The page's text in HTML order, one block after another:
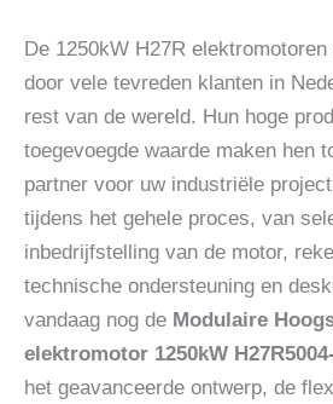
De 1250kW H27R
door vele tevreden klanten in
rest van de wereld. Hun hoge
toegevoegde waarde maken hen
partner voor uw industriële
tijdens het gehele proces, van
inbedrijfstelling van de motor,
technische ondersteuning en
vandaag nog de Modulaire
elektromotor 1250kW
het geavanceerde ontwerp, de